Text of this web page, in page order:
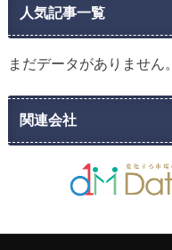
人気記事一覧
まだデータがありません。
関連会社